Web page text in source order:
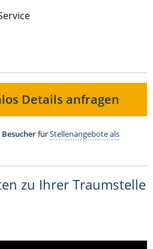
Details anfragen
BesucherfürStellenangebote als
zu Ihrer Traumstelle